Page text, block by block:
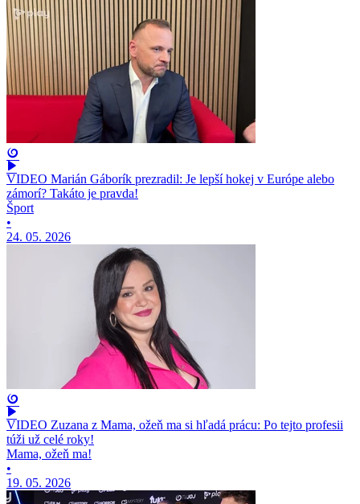
VIDEO Marián Gáborík prezradil: Je lepší hokej v Európe alebo
zámorí? Takáto je pravda!
Šport
•
24. 05. 2026
VIDEO Zuzana z Mama, ožeň ma si hľadá prácu: Po tejto profesii
túži už celé roky!
Mama, ožeň ma!
•
19. 05. 2026